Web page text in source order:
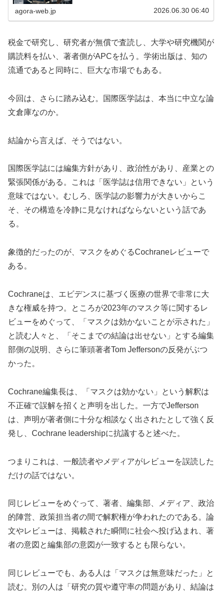
agora-web.jp 2026.06.30 06:40
税金で研究し、研究者が無償で査読し、大学や研究機関が
購読料を払い、著者側がAPCを払う。学術出版は、知の
流通であると同時に、巨大な市場でもある。
今回は、さらに踏み込む。国際医学誌は、本当に中立な論
文倉庫なのか。
結論から言えば、そうではない。
国際医学誌には編集方針があり、政治性があり、産業との
緊張関係がある。これは「医学誌は信用できない」という
意味ではない。むしろ、医学誌の影響力が大きいからこ
そ、その構造を冷静に見なければならないという話であ
る。
象徴的だったのが、マスクをめぐるCochraneレビューで
ある。
Cochraneは、エビデンスに基づく医療の世界で非常に大
きな権威を持つ。ところが2023年のマスク等に関するレ
ビューをめぐって、「マスクは効かないことが示された」
と読む人々と、「そこまでの結論は出せない」とする編集
部側の説明、さらに筆頭著者Tom Jeffersonの反発がぶつ
かった。
Cochrane編集長は、「マスクは効かない」という解釈は
不正確で誤解を招くと声明を出した。一方でJefferson
は、声明が著者側に十分な相談なく出されたとして強く反
発し、Cochrane leadershipに抗議すると述べた。
つまりこれは、一般読者やメディアがレビューを誤読した
だけの話ではない。
同じレビューをめぐって、著者、編集部、メディア、政治
的陣営、政策担当者の間で解釈権が争われたのである。論
文やレビューは、掲載された瞬間に社会へ投げ込まれ、著
者の意図と編集部の意図が一致するとも限らない。
同じレビューでも、ある人は「マスクは無意味だった」と
読む。別の人は「研究の質や遵守率の問題があり、結論は